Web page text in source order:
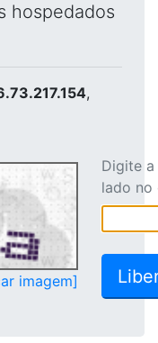
hospedados
,
imagem]
Digite
lado no